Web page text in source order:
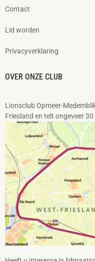
Contact
Lid worden
Privacyverklaring
OVER ONZE CLUB
Lionsclub Opmeer-
Friesland en telt ongeveer